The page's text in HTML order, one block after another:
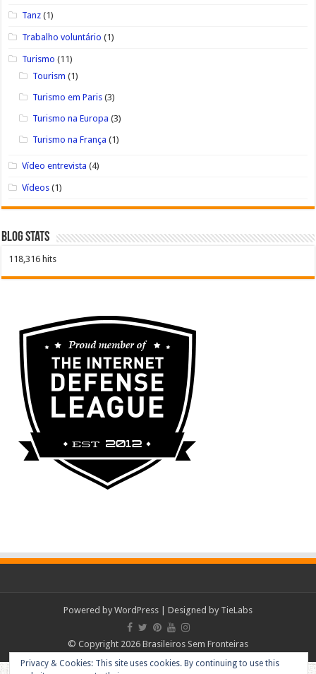
Tanz (1)
Trabalho voluntário (1)
Turismo (11)
Tourism (1)
Turismo em Paris (3)
Turismo na Europa (3)
Turismo na França (1)
Vídeo entrevista (4)
Vídeos (1)
Blog Stats
118,316 hits
Powered by WordPress | Designed by TieLabs
© Copyright 2026 Brasileiros Sem Fronteiras
Privacy & Cookies: This site uses cookies. By continuing to use this